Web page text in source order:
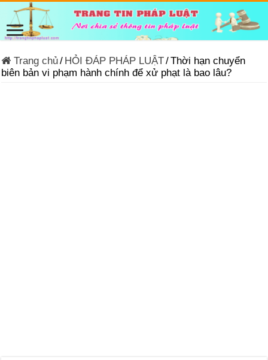
Trang chủ/ HỎI ĐÁP PHÁP LUẬT/Thời hạn chuyển
biên bản vi phạm hành chính để xử phạt là bao lâu?